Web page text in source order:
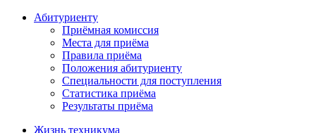
Абитуриенту
Приёмная комиссия
Места для приёма
Правила приёма
Положения абитуриенту
Специальности для поступления
Статистика приёма
Результаты приёма
Жизнь техникума